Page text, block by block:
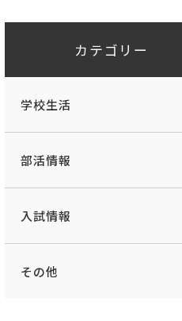
カテゴリー
学校生活
部活情報
入試情報
その他